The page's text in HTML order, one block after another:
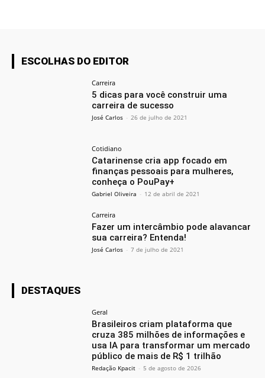
ESCOLHAS DO EDITOR
Carreira
5 dicas para você construir uma
carreira de sucesso
José Carlos - 26 de julho de 2021
Cotidiano
Catarinense cria app focado em
finanças pessoais para mulheres,
conheça o PouPay+
Gabriel Oliveira - 12 de abril de 2021
Carreira
Fazer um intercâmbio pode alavancar
sua carreira? Entenda!
José Carlos - 7 de julho de 2021
DESTAQUES
Geral
Brasileiros criam plataforma que
cruza 385 milhões de informações e
usa IA para transformar um mercado
público de mais de R$ 1 trilhão
Redação Kpacit - 5 de agosto de 2026